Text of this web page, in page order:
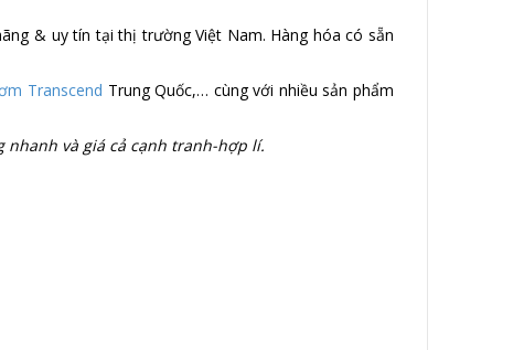
& uy tín tại thị trường Việt Nam. Hàng hóa có sẵn
Transcend Trung Quốc,… cùng với nhiều sản phẩm
nhanh và giá cả cạnh tranh-hợp lí.